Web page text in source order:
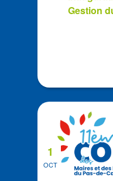
ViewGestion
OCT
1